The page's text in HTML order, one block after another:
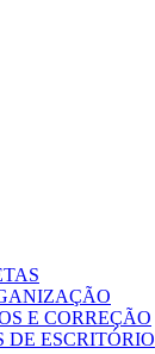
E CORREÇÃO
DE ESCRITÓRIO